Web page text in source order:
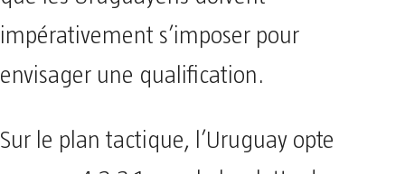
impérativement s’imposer pour
envisager une qualification.
Sur le plan tactique, l’Uruguay opte